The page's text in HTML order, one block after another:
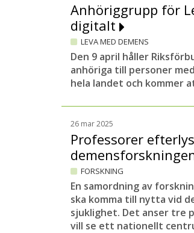
Anhöriggrupp för
digitalt
LEVA MED DEMENS
Den 9 april håller
anhöriga till personer
hela landet och kommer
26 mar 2025
Professorer
FORSKNING
En samordning av
ska komma till nytta vid
sjuklighet. Det anser tre
vill se ett nationellt